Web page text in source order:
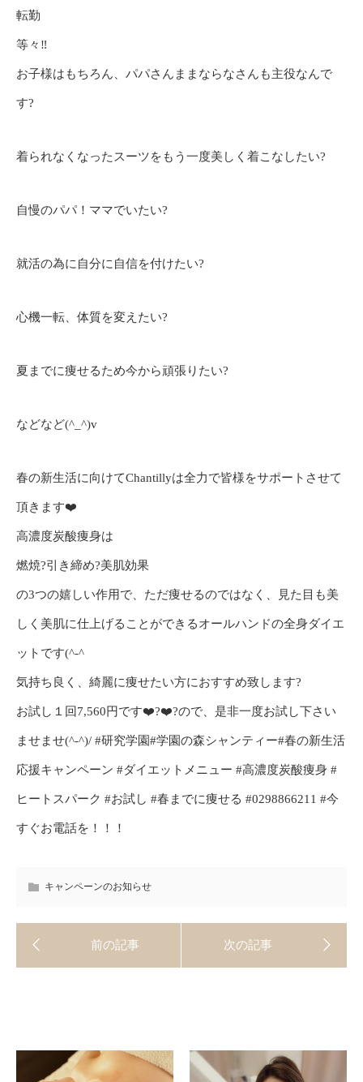
転勤
等々‼️
お子様はもちろん、パパさんままならなさんも主役なんで
す?
着られなくなったスーツをもう一度美しく着こなしたい?
自慢のパパ！ママでいたい?
就活の為に自分に自信を付けたい?
心機一転、体質を変えたい?
夏までに痩せるため今から頑張りたい?
などなど(^_^)v
春の新生活に向けてChantillyは全力で皆様をサポートさせて
頂きます❤️
高濃度炭酸痩身は
燃焼?引き締め?美肌効果
の3つの嬉しい作用で、ただ痩せるのではなく、見た目も美
しく美肌に仕上げることができるオールハンドの全身ダイエ
ットです(^-^ゞ
気持ち良く、綺麗に痩せたい方におすすめ致します?
お試し１回7,560円です❤️?❤️?ので、是非一度お試し下さい
ませませ(^-^)/ #研究学園#学園の森シャンティー#春の新生活
応援キャンペーン #ダイエットメニュー #高濃度炭酸痩身 #
ヒートスパーク #お試し #春までに痩せる #0298866211 #今
すぐお電話を！！！
キャンペーンのお知らせ